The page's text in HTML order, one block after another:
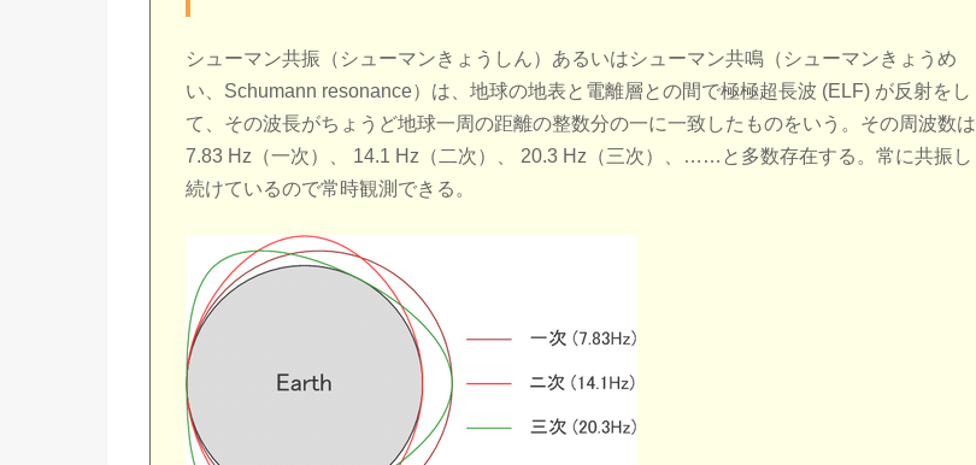
シューマン共振（シューマンきょうしん）あるいはシューマン共鳴（シューマンきょうめ
い、Schumann resonance）は、地球の地表と電離層との間で極極超長波 (ELF) が反射をし
て、その波長がちょうど地球一周の距離の整数分の一に一致したものをいう。その周波数は
7.83 Hz（一次）、 14.1 Hz（二次）、 20.3 Hz（三次）、……と多数存在する。常に共振し
続けているので常時観測できる。